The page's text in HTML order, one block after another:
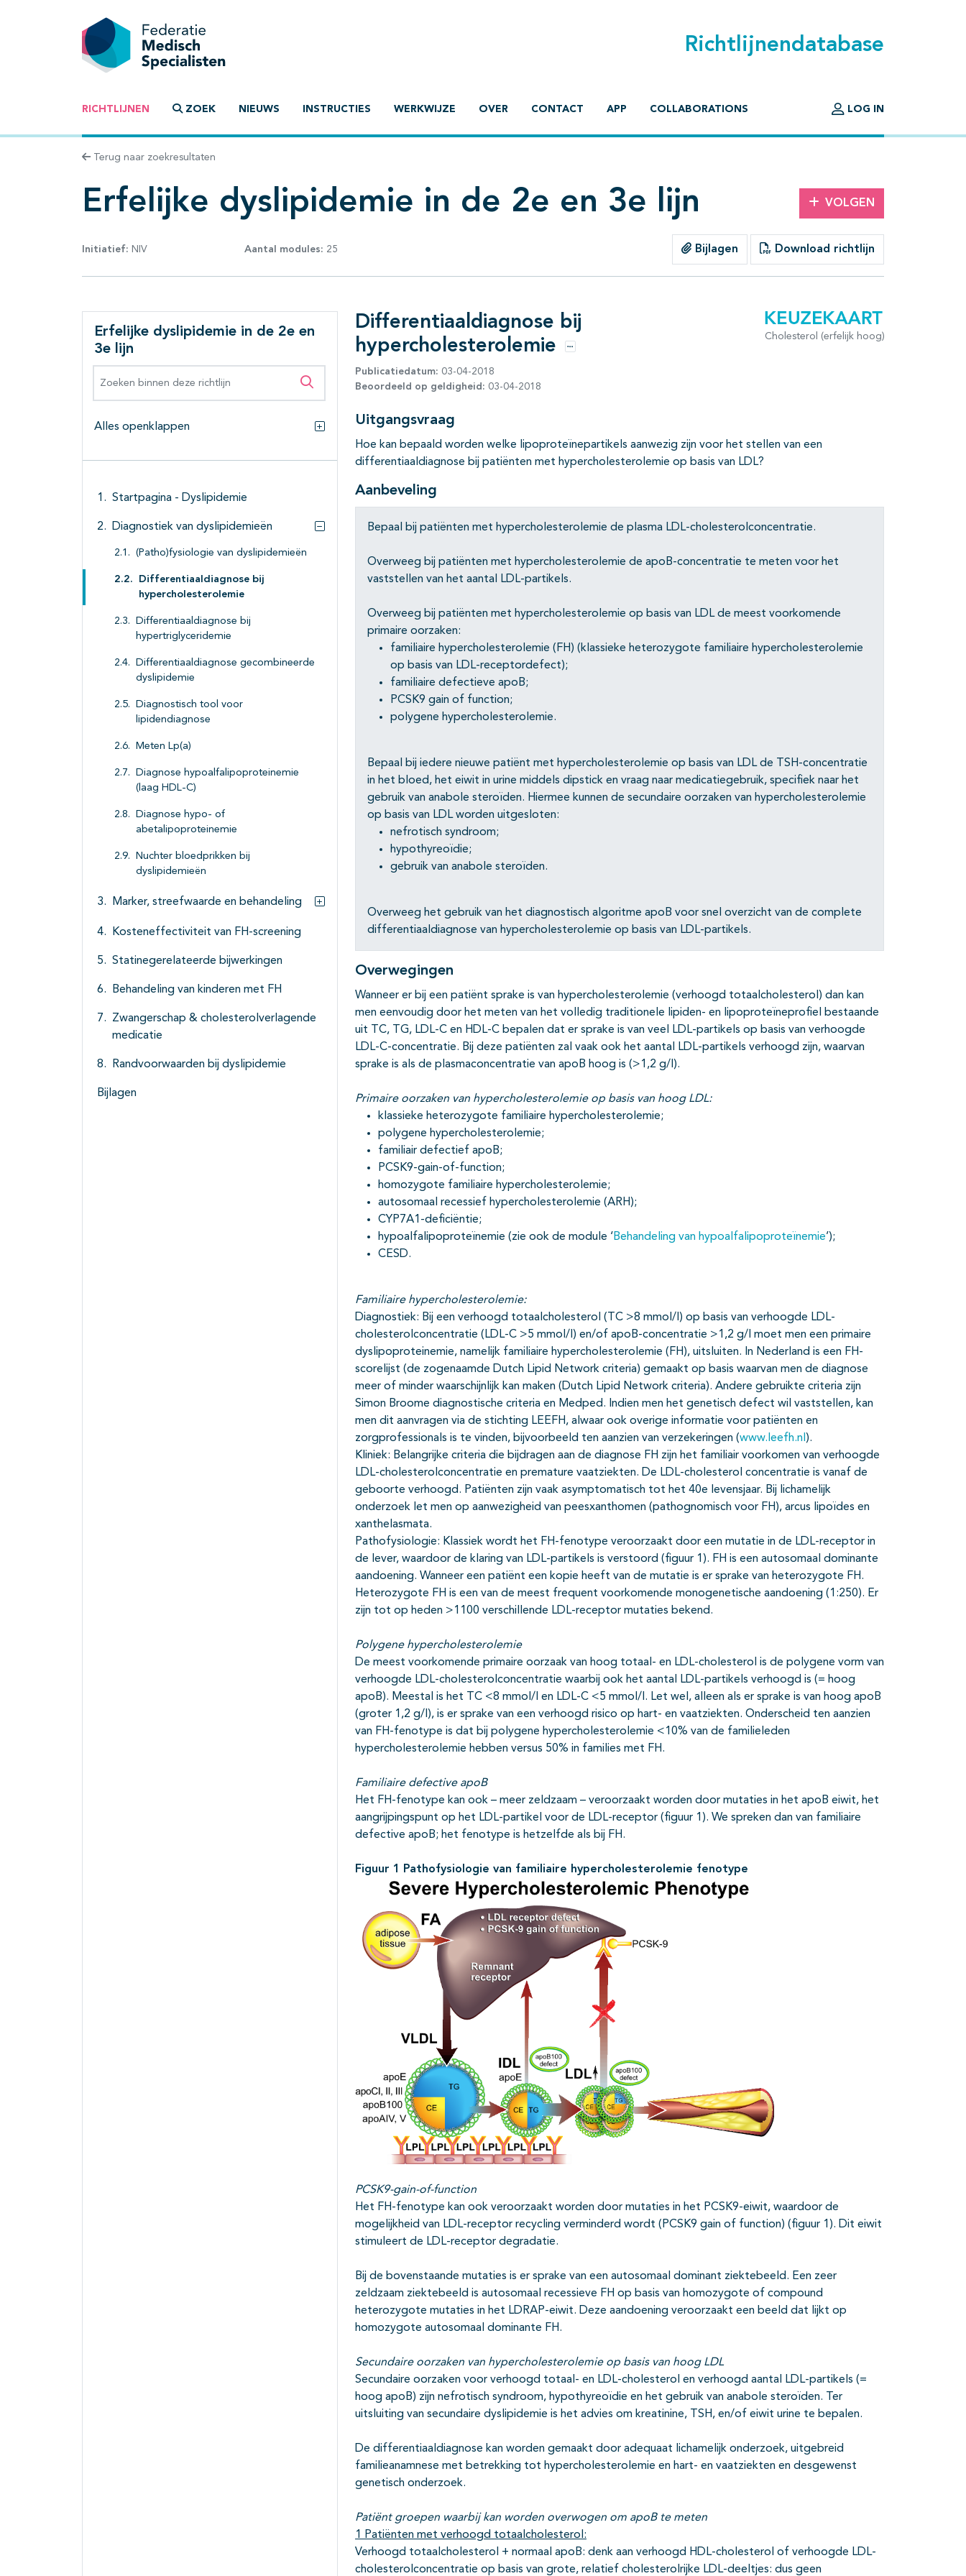
Richtlijnendatabase
RICHTLIJNEN ZOEK NIEUWS INSTRUCTIES WERKWIJZE OVER CONTACT APP COLLABORATIONS LOG IN
Terug naar zoekresultaten
Erfelijke dyslipidemie in de 2e en 3e lijn VOLGEN
Initiatief: NIV Aantal modules: 25 Bijlagen Download richtlijn
Erfelijke dyslipidemie in de 2e en
3e lijn
Zoeken binnen deze richtlijn
Alles openklappen
Alles openklappen
Startpagina - Dyslipidemie
Diagnostiek van dyslipidemieën
(Patho)fysiologie van dyslipidemieën
Differentiaaldiagnose bij
hypercholesterolemie
Differentiaaldiagnose bij
hypertriglyceridemie
Differentiaaldiagnose gecombineerde
dyslipidemie
Diagnostisch tool voor
lipidendiagnose
Meten Lp(a)
Diagnose hypoalfalipoproteinemie
(laag HDL-C)
Diagnose hypo- of
abetalipoproteinemie
Nuchter bloedprikken bij
dyslipidemieën
Marker, streefwaarde en behandeling
Subpagina's open- en dichtklappen
Kosteneffectiviteit van FH-screening
Statinegerelateerde bijwerkingen
Behandeling van kinderen met FH
Zwangerschap & cholesterolverlagende
medicatie
Randvoorwaarden bij dyslipidemie
Bijlagen
Differentiaaldiagnose bij
hypercholesterolemie
Opties
Publicatiedatum: 03-04-2018
Beoordeeld op geldigheid: 03-04-2018
Cholesterol (erfelijk hoog)
Uitgangsvraag
Hoe kan bepaald worden welke lipoproteïnepartikels aanwezig zijn voor het stellen van een
differentiaaldiagnose bij patiënten met hypercholesterolemie op basis van LDL?
Aanbeveling
Bepaal bij patiënten met hypercholesterolemie de plasma LDL-cholesterolconcentratie.
Overweeg bij patiënten met hypercholesterolemie de apoB-concentratie te meten voor het
vaststellen van het aantal LDL-partikels.
Overweeg bij patiënten met hypercholesterolemie op basis van LDL de meest voorkomende
primaire oorzaken:
familiaire hypercholesterolemie (FH) (klassieke heterozygote familiaire hypercholesterolemie
op basis van LDL-receptordefect);
familiaire defectieve apoB;
PCSK9 gain of function;
polygene hypercholesterolemie.
Bepaal bij iedere nieuwe patiënt met hypercholesterolemie op basis van LDL de TSH-concentratie
in het bloed, het eiwit in urine middels dipstick en vraag naar medicatiegebruik, specifiek naar het
gebruik van anabole steroïden. Hiermee kunnen de secundaire oorzaken van hypercholesterolemie
op basis van LDL worden uitgesloten:
nefrotisch syndroom;
hypothyreoïdie;
gebruik van anabole steroïden.
Overweeg het gebruik van het diagnostisch algoritme apoB voor snel overzicht van de complete
differentiaaldiagnose van hypercholesterolemie op basis van LDL-partikels.
Overwegingen
Wanneer er bij een patiënt sprake is van hypercholesterolemie (verhoogd totaalcholesterol) dan kan
men eenvoudig door het meten van het volledig traditionele lipiden- en lipoproteïneprofiel bestaande
uit TC, TG, LDL-C en HDL-C bepalen dat er sprake is van veel LDL-partikels op basis van verhoogde
LDL-C-concentratie. Bij deze patiënten zal vaak ook het aantal LDL-partikels verhoogd zijn, waarvan
sprake is als de plasmaconcentratie van apoB hoog is (>1,2 g/l).
Primaire oorzaken van hypercholesterolemie op basis van hoog LDL:
klassieke heterozygote familiaire hypercholesterolemie;
polygene hypercholesterolemie;
familiair defectief apoB;
PCSK9-gain-of-function;
homozygote familiaire hypercholesterolemie;
autosomaal recessief hypercholesterolemie (ARH);
CYP7A1-deficiëntie;
hypoalfalipoproteïnemie (zie ook de module ‘Behandeling van hypoalfalipoproteïnemie’);
CESD.
Familiaire hypercholesterolemie:
Diagnostiek: Bij een verhoogd totaalcholesterol (TC >8 mmol/l) op basis van verhoogde LDL-
cholesterolconcentratie (LDL-C >5 mmol/l) en/of apoB-concentratie >1,2 g/l moet men een primaire
dyslipoproteinemie, namelijk familiaire hypercholesterolemie (FH), uitsluiten. In Nederland is een FH-
scorelijst (de zogenaamde Dutch Lipid Network criteria) gemaakt op basis waarvan men de diagnose
meer of minder waarschijnlijk kan maken (Dutch Lipid Network criteria). Andere gebruikte criteria zijn
Simon Broome diagnostische criteria en Medped. Indien men het genetisch defect wil vaststellen, kan
men dit aanvragen via de stichting LEEFH, alwaar ook overige informatie voor patiënten en
zorgprofessionals is te vinden, bijvoorbeeld ten aanzien van verzekeringen (www.leefh.nl).
Kliniek: Belangrijke criteria die bijdragen aan de diagnose FH zijn het familiair voorkomen van verhoogde
LDL-cholesterolconcentratie en premature vaatziekten. De LDL-cholesterol concentratie is vanaf de
geboorte verhoogd. Patiënten zijn vaak asymptomatisch tot het 40e levensjaar. Bij lichamelijk
onderzoek let men op aanwezigheid van peesxanthomen (pathognomisch voor FH), arcus lipoïdes en
xanthelasmata.
Pathofysiologie: Klassiek wordt het FH-fenotype veroorzaakt door een mutatie in de LDL-receptor in
de lever, waardoor de klaring van LDL-partikels is verstoord (figuur 1). FH is een autosomaal dominante
aandoening. Wanneer een patiënt een kopie heeft van de mutatie is er sprake van heterozygote FH.
Heterozygote FH is een van de meest frequent voorkomende monogenetische aandoening (1:250). Er
zijn tot op heden >1100 verschillende LDL-receptor mutaties bekend.
Polygene hypercholesterolemie
De meest voorkomende primaire oorzaak van hoog totaal- en LDL-cholesterol is de polygene vorm van
verhoogde LDL-cholesterolconcentratie waarbij ook het aantal LDL-partikels verhoogd is (= hoog
apoB). Meestal is het TC <8 mmol/l en LDL-C <5 mmol/l. Let wel, alleen als er sprake is van hoog apoB
(groter 1,2 g/l), is er sprake van een verhoogd risico op hart- en vaatziekten. Onderscheid ten aanzien
van FH-fenotype is dat bij polygene hypercholesterolemie <10% van de familieleden
hypercholesterolemie hebben versus 50% in families met FH.
Familiaire defective apoB
Het FH-fenotype kan ook – meer zeldzaam – veroorzaakt worden door mutaties in het apoB eiwit, het
aangrijpingspunt op het LDL-partikel voor de LDL-receptor (figuur 1). We spreken dan van familiaire
defective apoB; het fenotype is hetzelfde als bij FH.
Figuur 1 Pathofysiologie van familiaire hypercholesterolemie fenotype
PCSK9-gain-of-function
Het FH-fenotype kan ook veroorzaakt worden door mutaties in het PCSK9-eiwit, waardoor de
mogelijkheid van LDL-receptor recycling verminderd wordt (PCSK9 gain of function) (figuur 1). Dit eiwit
stimuleert de LDL-receptor degradatie.
Bij de bovenstaande mutaties is er sprake van een autosomaal dominant ziektebeeld. Een zeer
zeldzaam ziektebeeld is autosomaal recessieve FH op basis van homozygote of compound
heterozygote mutaties in het LDRAP-eiwit. Deze aandoening veroorzaakt een beeld dat lijkt op
homozygote autosomaal dominante FH.
Secundaire oorzaken van hypercholesterolemie op basis van hoog LDL
Secundaire oorzaken voor verhoogd totaal- en LDL-cholesterol en verhoogd aantal LDL-partikels (=
hoog apoB) zijn nefrotisch syndroom, hypothyreoïdie en het gebruik van anabole steroïden. Ter
uitsluiting van secundaire dyslipidemie is het advies om kreatinine, TSH, en/of eiwit urine te bepalen.
De differentiaaldiagnose kan worden gemaakt door adequaat lichamelijk onderzoek, uitgebreid
familieanamnese met betrekking tot hypercholesterolemie en hart- en vaatziekten en desgewenst
genetisch onderzoek.
Patiënt groepen waarbij kan worden overwogen om apoB te meten
1 Patiënten met verhoogd totaalcholesterol:
Verhoogd totaalcholesterol + normaal apoB: denk aan verhoogd HDL-cholesterol of verhoogde LDL-
cholesterolconcentratie op basis van grote, relatief cholesterolrijke LDL-deeltjes: dus geen